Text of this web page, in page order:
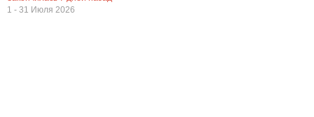
1 - 31 Июля 2026